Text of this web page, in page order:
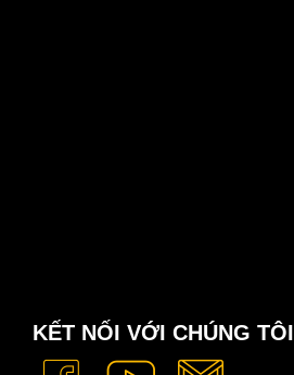
KẾT NỐI VỚI CHÚNG TÔI